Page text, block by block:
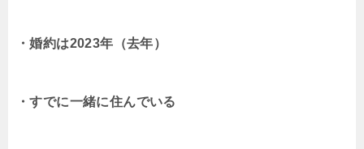
・婚約は2023年（去年）
・すでに一緒に住んでいる